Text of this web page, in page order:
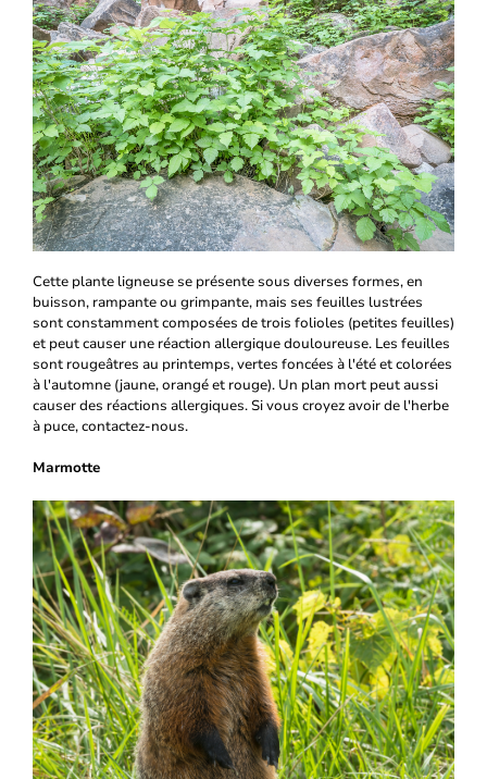
Cette plante ligneuse se présente sous diverses formes, en
buisson, rampante ou grimpante, mais ses feuilles lustrées
sont constamment composées de trois folioles (petites feuilles)
et peut causer une réaction allergique douloureuse. Les feuilles
sont rougeâtres au printemps, vertes foncées à l'été et colorées
à l'automne (jaune, orangé et rouge). Un plan mort peut aussi
causer des réactions allergiques. Si vous croyez avoir de l'herbe
à puce, contactez-nous.
Marmotte